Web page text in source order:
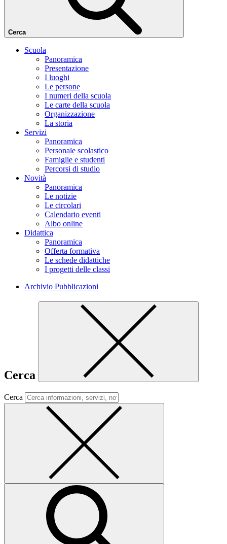
Cerca
Scuola
Panoramica
Presentazione
I luoghi
Le persone
I numeri della scuola
Le carte della scuola
Organizzazione
La storia
Servizi
Panoramica
Personale scolastico
Famiglie e studenti
Percorsi di studio
Novità
Panoramica
Le notizie
Le circolari
Calendario eventi
Albo online
Didattica
Panoramica
Offerta formativa
Le schede didattiche
I progetti delle classi
Archivio Pubblicazioni
Cerca
Cerca